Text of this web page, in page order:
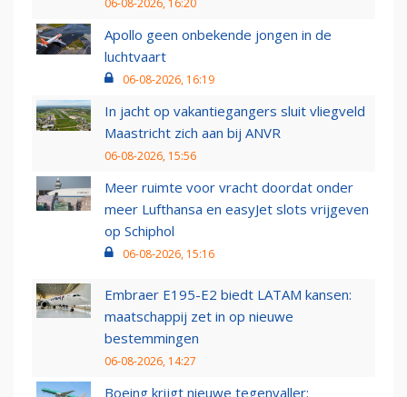
06-08-2026, 16:20
Apollo geen onbekende jongen in de
luchtvaart
06-08-2026, 16:19
In jacht op vakantiegangers sluit vliegveld
Maastricht zich aan bij ANVR
06-08-2026, 15:56
Meer ruimte voor vracht doordat onder
meer Lufthansa en easyJet slots vrijgeven
op Schiphol
06-08-2026, 15:16
Embraer E195-E2 biedt LATAM kansen:
maatschappij zet in op nieuwe
bestemmingen
06-08-2026, 14:27
Boeing krijgt nieuwe tegenvaller: